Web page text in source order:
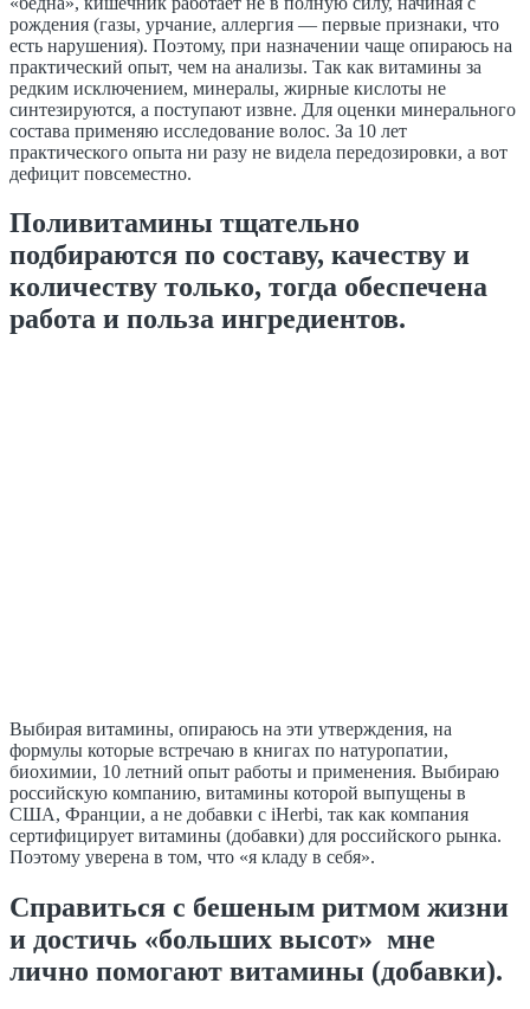
рождения (газы, урчание, аллергия — первые признаки, что
есть нарушения). Поэтому, при назначении чаще опираюсь на
практический опыт, чем на анализы. Так как витамины за
редким исключением, минералы, жирные кислоты не
синтезируются, а поступают извне. Для оценки минерального
состава применяю исследование волос. За 10 лет
практического опыта ни разу не видела передозировки, а вот
дефицит повсеместно.
Поливитамины тщательно
подбираются по составу, качеству и
количеству только, тогда обеспечена
работа и польза ингредиентов.
Выбирая витамины, опираюсь на эти утверждения, на
формулы которые встречаю в книгах по натуропатии,
биохимии, 10 летний опыт работы и применения. Выбираю
российскую компанию, витамины которой выпущены в
США, Франции, а не добавки с iHerbi, так как компания
сертифицирует витамины (добавки) для российского рынка.
Поэтому уверена в том, что «я кладу в себя».
Справиться с бешеным ритмом жизни
и достичь «больших высот» мне
лично помогают витамины (добавки).